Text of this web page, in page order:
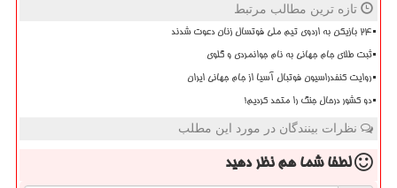
تازه ترین مطالب مرتبط
۲۴ بازیکن به اردوی تیم ملی فوتسال زنان دعوت شدند
ثبت طلای جام جهانی به نام جوانمردی و گلوی
روایت کنفدراسیون فوتبال آسیا از جام جهانی ایران
دو کشور درحال جنگ را متحد کردیم!
نظرات بینندگان در مورد این مطلب
لطفا شما همنظر دهید